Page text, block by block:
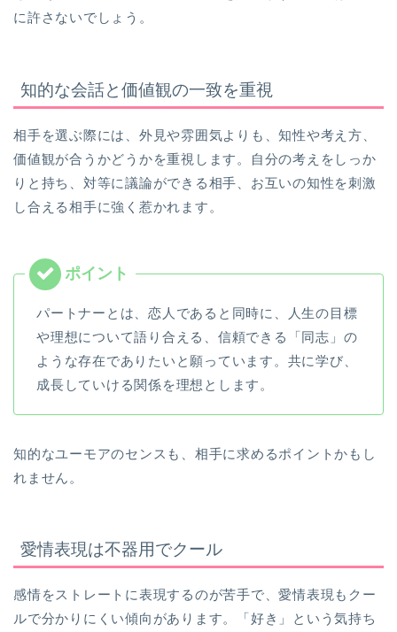
に許さないでしょう。
知的な会話と価値観の一致を重視
相手を選ぶ際には、外見や雰囲気よりも、知性や考え方、
価値観が合うかどうかを重視します。自分の考えをしっか
りと持ち、対等に議論ができる相手、お互いの知性を刺激
し合える相手に強く惹かれます。
パートナーとは、恋人であると同時に、人生の目標
や理想について語り合える、信頼できる「同志」の
ような存在でありたいと願っています。共に学び、
成長していける関係を理想とします。
知的なユーモアのセンスも、相手に求めるポイントかもし
れません。
愛情表現は不器用でクール
感情をストレートに表現するのが苦手で、愛情表現もクー
ルで分かりにくい傾向があります。「好き」という気持ち